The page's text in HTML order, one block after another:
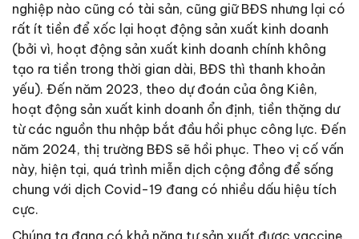
nghiệp nào cũng có tài sản, cũng giữ BĐS nhưng lại có
rất ít tiền để xốc lại hoạt động sản xuất kinh doanh
(bởi vì, hoạt động sản xuất kinh doanh chính không
tạo ra tiền trong thời gian dài, BĐS thì thanh khoản
yếu). Đến năm 2023, theo dự đoán của ông Kiên,
hoạt động sản xuất kinh doanh ổn định, tiền thặng dư
từ các nguồn thu nhập bắt đầu hồi phục công lực. Đến
năm 2024, thị trường BĐS sẽ hồi phục. Theo vị cố vấn
này, hiện tại, quá trình miễn dịch cộng đồng để sống
chung với dịch Covid-19 đang có nhiều dấu hiệu tích
cực.